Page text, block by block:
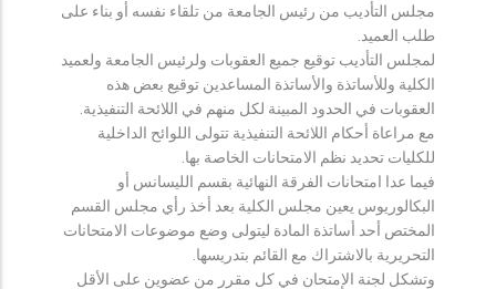
مجلس التأديب من رئيس الجامعة من تلقاء نفسه أو بناء على
طلب العميد.
لمجلس التأديب توقيع جميع العقوبات ولرئيس الجامعة ولعميد
الكلية وللأساتذة والأساتذة المساعدين توقيع بعض هذه
العقوبات في الحدود المبينة لكل منهم في اللائحة التنفيذية.
مع مراعاة أحكام اللائحة التنفيذية تتولى اللوائح الداخلية
للكليات تحديد نظم الامتحانات الخاصة بها.
فيما عدا امتحانات الفرقة النهائية بقسم الليسانس أو
البكالوريوس يعين مجلس الكلية بعد أخذ رأي مجلس القسم
المختص أحد أساتذة المادة ليتولى وضع موضوعات الامتحانات
التحريرية بالاشتراك مع القائم بتدريسها.
وتشكل لجنة الإمتحان في كل مقرر من عضوين على الأقل